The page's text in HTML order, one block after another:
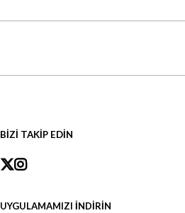
BİZİ TAKİP EDİN
UYGULAMAMIZI İNDİRİN